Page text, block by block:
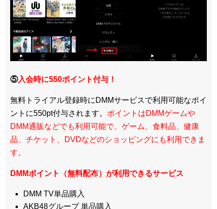
⑤入会時に550ポイント付与！
無料トライアル登録時にDMMサービスで利用可能なポイ
ントに550pt付与されます。 ポイントはDMMゲームや
DMM通販などでも利用可能で、ゲーム、食料品、健康
品、チケット、DVDなどのショッピングにも利用できま
す。
DMMポイント（無料配布）が利用できるサービス
DMM TV単品購入
AKB48グループ 単品購入